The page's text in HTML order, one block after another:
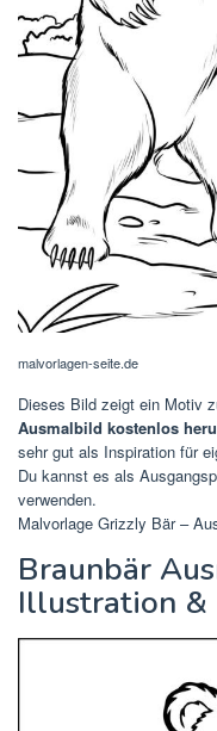
malvorlagen-seite.de
Dieses Bild zeigt ein Motiv
Ausmalbild kostenlos
sehr gut als Inspiration für
Du kannst es als
verwenden.
Malvorlage Grizzly Bär –
Braunbär
Illustration &